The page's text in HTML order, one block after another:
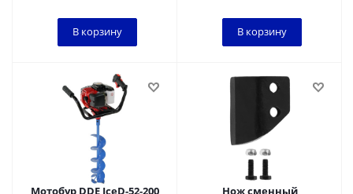
В корзину В корзину
Мотобур DDE IceD-52-200
Нож сменный